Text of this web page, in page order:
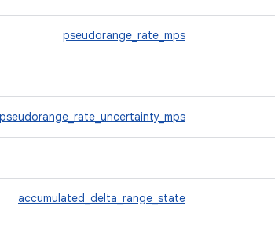
pseudorange_rate_mps
pseudorange_rate_uncertainty_mps
accumulated_delta_range_state